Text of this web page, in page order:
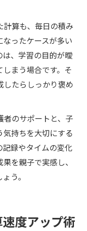
計算も、毎日の積み
ったケースが多い
、学習の目的が曖
まう場合です。そ
たらしっかり褒め
のサポートと、子
持ちを大切にする
録やタイムの変化
を親子で実感し、
う。
度アップ術